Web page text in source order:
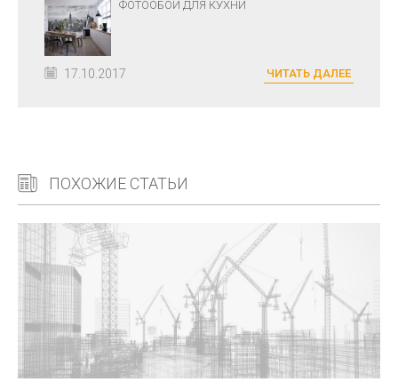
ФОТООБОИ ДЛЯ КУХНИ
17.10.2017 ЧИТАТЬ ДАЛЕЕ
ПОХОЖИЕ СТАТЬИ